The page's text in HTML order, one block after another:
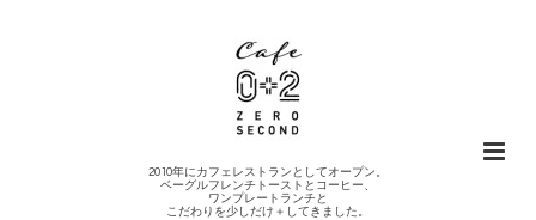
2010年にカフェレストランとしてオープン。
ベーグルフレンチトーストとコーヒー、
ワンプレートランチと
こだわりを少しだけ＋してきました。